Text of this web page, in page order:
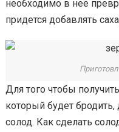
необходимо в нее
придется добавлять
Для того чтобы
который будет бродить,
солод. Как сделать